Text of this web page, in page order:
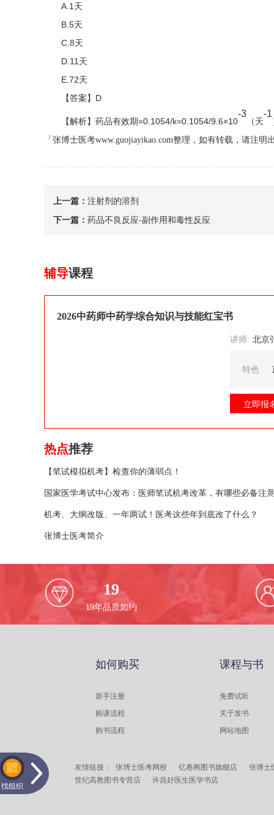
A.1天
B.5天
C.8天
D.11天
E.72天
【答案】D
【解析】药品有效期=0.1054/k=0.1054/9.6×10
-3
（天
-1
「张博士医考www.guojiayikao.com整理，如有转载，请注明出
上一篇： 注射剂的溶剂
下一篇： 药品不良反应-副作用和毒性反应
辅导课程
2026中药师中药学综合知识与技能红宝书
讲师: 北京张博士医
特色
立即报
热点推荐
【笔试模拟机考】检查你的薄弱点！
国家医学考试中心发布：医师笔试机考改革，有哪些必备注
机考、大纲改版、一年两试！医考这些年到底改了什么？
张博士医考简介
19
19年品质如约
如何购买
新手注册
购课流程
购书流程
课程与书
免费试听
关于发书
网站地图
友情链接： 张博士医考网校 亿卷阁图书旗舰店 张博士
世纪高教图书专营店
许昌好医生医学书店
找组织